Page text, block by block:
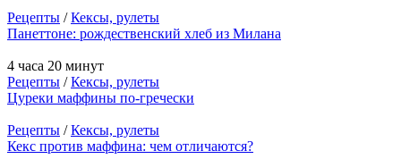
Рецепты /Кексы, рулеты
Панеттоне: рождественский хлеб из Милана
4 часа 20 минут
Рецепты /Кексы, рулеты
Цуреки маффины по-гречески
Рецепты /Кексы, рулеты
Кекс против маффина: чем отличаются?